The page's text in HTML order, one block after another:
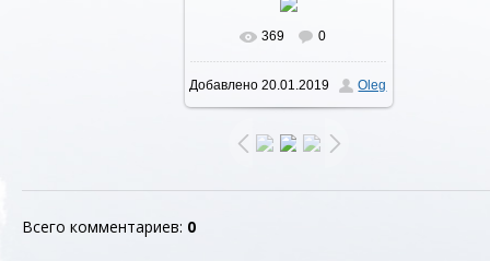
В реальном размере
1280x854/ 325.2Kb
369 0
Добавлено 20.01.2019 Oleg
Всего комментариев: 0